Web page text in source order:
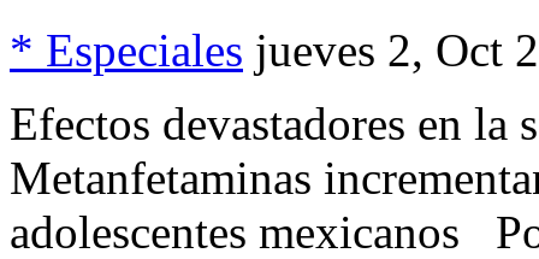
* Especiales jueves 2, Oct
Efectos devastadores en
Metanfetaminas
adolescentes mexicanos